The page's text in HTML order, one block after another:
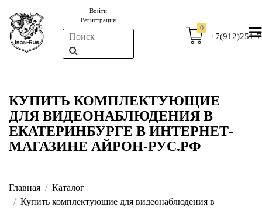
Войти
Регистрация
0
+7(912)251-
КУПИТЬ КОМПЛЕКТУЮЩИЕ
ДЛЯ ВИДЕОНАБЛЮДЕНИЯ В
ЕКАТЕРИНБУРГЕ В ИНТЕРНЕТ-
МАГАЗИНЕ АЙРОН-РУС.РФ
Главная
Каталог
Купить комплектующие для видеонаблюдения в